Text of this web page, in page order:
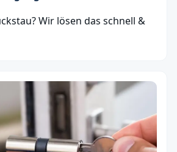
Wir lösen das schnell &